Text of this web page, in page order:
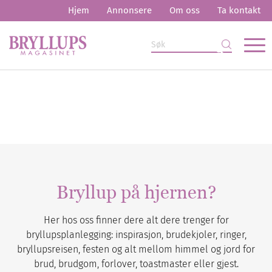
Hjem Annonsere Om oss Ta kontakt
Bryllup på hjernen?
Her hos oss finner dere alt dere trenger for
bryllupsplanlegging: inspirasjon, brudekjoler, ringer,
bryllupsreisen, festen og alt mellom himmel og jord for
brud, brudgom, forlover, toastmaster eller gjest.